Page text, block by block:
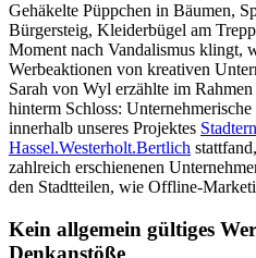
Gehäkelte Püppchen in Bäumen,
Bürgersteig, Kleiderbügel am
Moment nach Vandalismus klingt,
Werbeaktionen von kreativen
Sarah von Wyl erzählte im
hinterm Schloss:
innerhalb unseres Projektes
Hassel.Westerholt.Bertlich
zahlreich erschienenen
den Stadtteilen, wie Offline-
Kein allgemein gültiges
Denkanstöße